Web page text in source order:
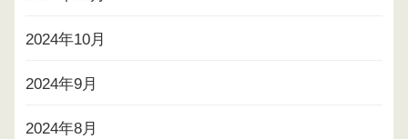
2024年10月
2024年9月
2024年8月